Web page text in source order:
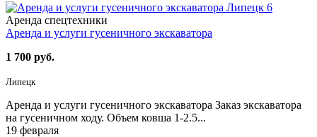
6
Аренда спецтехники
Аренда и услуги гусеничного экскаватора
1 700 руб.
Липецк
Аренда и услуги гусеничного экскаватора Заказ экскаватора
на гусеничном ходу. Объем ковша 1-2.5...
19 февраля